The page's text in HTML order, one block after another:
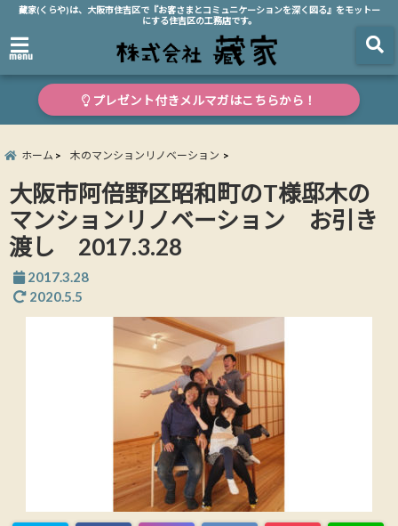
藏家(くらや)は、大阪市住吉区で『お客さまとコミュニケーションを深く図る』をモットー
にする住吉区の工務店です。
menu
プレゼント付きメルマガはこちらから！
ホーム 木のマンションリノベーション
大阪市阿倍野区昭和町のT様邸木の
マンションリノベーション お引き
渡し 2017.3.28
2017.3.28
2020.5.5